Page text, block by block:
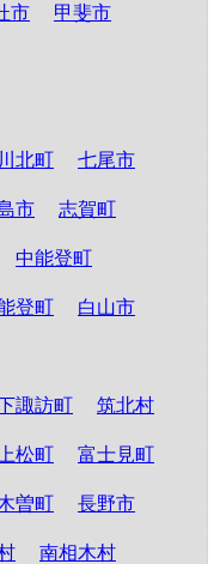
市 甲斐市
川北町 七尾市
市 志賀町
中能登町
登町 白山市
諏訪町 筑北村
上松町 富士見町
曽町 長野市
南相木村